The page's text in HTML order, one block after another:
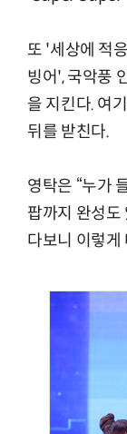
또 '세상에 적
빙어', 국악풍
을 지킨다. 여
뒤를 받친다.
영탁은 “누가
팝까지 완성도
다보니 이렇게